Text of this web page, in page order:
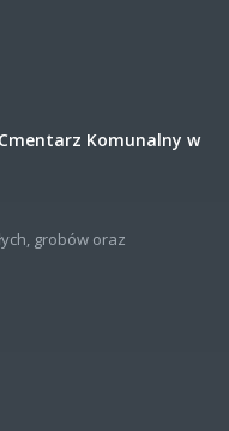
Cmentarz Komunalny w
grobów oraz